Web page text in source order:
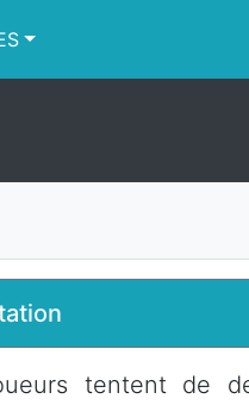
tentent de